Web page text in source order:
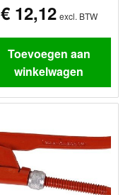
€12,12 excl. BTW
Toevoegen aan
winkelwagen